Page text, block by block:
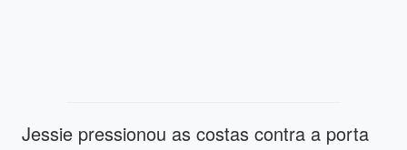
Jessie pressionou as costas contra a porta